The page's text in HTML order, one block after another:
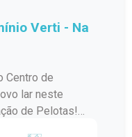
Verti - Na
Centro de
de Pelotas!